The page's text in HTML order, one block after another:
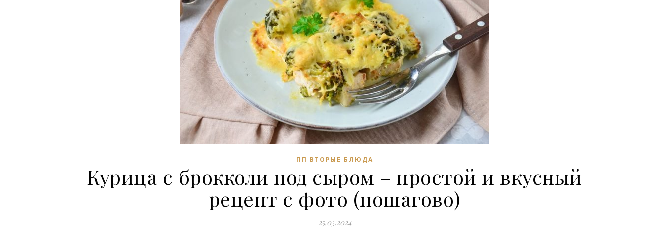
ПП ВТОРЫЕ БЛЮДА
Курица с брокколи под сыром – простой и вкусный
рецепт с фото (пошагово)
25.03.2024